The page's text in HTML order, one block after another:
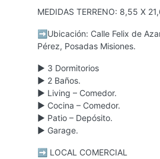
MEDIDAS TERRENO: 8,55 X
➡️Ubicación: Calle Felix de
Pérez, Posadas Misiones.
▶️ 3 Dormitorios
▶️ 2 Baños.
▶️ Living – Comedor.
▶️ Cocina – Comedor.
▶️ Patio – Depósito.
▶️ Garage.
➡️ LOCAL COMERCIAL